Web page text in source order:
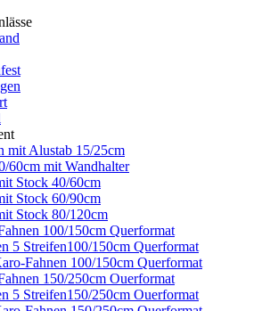
mit Alustab 15/25cm
60cm mit Wandhalter
Stock 40/60cm
Stock 60/90cm
Stock 80/120cm
100/150cm Querformat
5 Streifen100/150cm Querformat
Fahnen 100/150cm Querformat
150/250cm Ouerformat
5 Streifen150/250cm Ouerformat